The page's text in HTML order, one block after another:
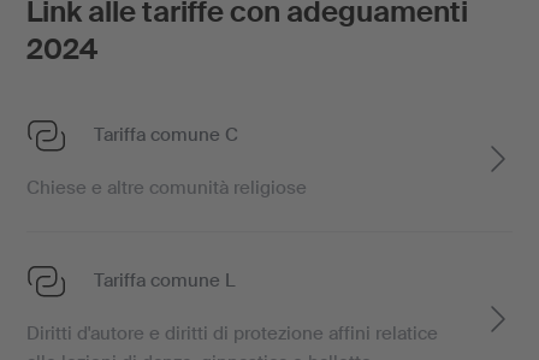
Link alle tariffe con adeguamenti
2024
Tariffa comune C
Chiese e altre comunità religiose
Tariffa comune L
Diritti d'autore e diritti di protezione affini relatice